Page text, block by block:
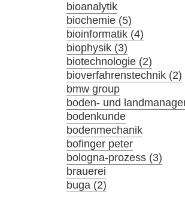
bioanalytik
biochemie (5)
bioinformatik (4)
biophysik (3)
biotechnologie (2)
bioverfahrenstechnik (2)
bmw group
boden- und
bodenkunde
bodenmechanik
bofinger peter
bologna-prozess (3)
brauerei
buga (2)